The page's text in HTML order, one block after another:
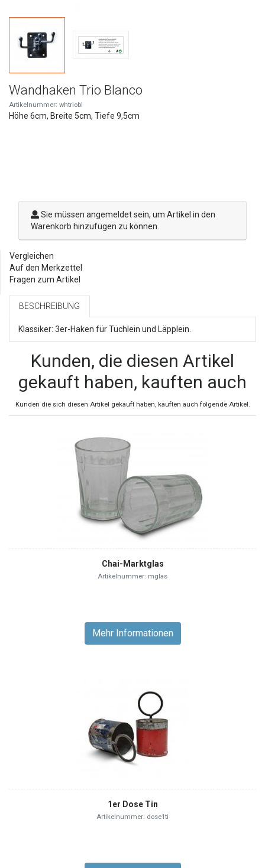
Wandhaken Trio Blanco
Artikelnummer: whtriobl
Höhe 6cm, Breite 5cm, Tiefe 9,5cm
Sie müssen angemeldet sein, um Artikel in den
Warenkorb hinzufügen zu können.
Vergleichen
Auf den Merkzettel
Fragen zum Artikel
BESCHREIBUNG
Klassiker: 3er-Haken für Tüchlein und Läpplein.
Kunden, die diesen Artikel
gekauft haben, kauften auch
Kunden die sich diesen Artikel gekauft haben, kauften auch folgende Artikel.
Chai-Marktglas
Artikelnummer: mglas
Mehr Informationen
1er Dose Tin
Artikelnummer: dose1ti